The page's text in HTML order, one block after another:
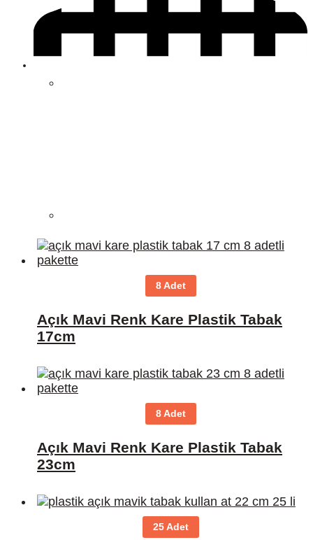
8 Adet
Açık Mavi Renk Kare Plastik Tabak
17cm
8 Adet
Açık Mavi Renk Kare Plastik Tabak
23cm
25 Adet